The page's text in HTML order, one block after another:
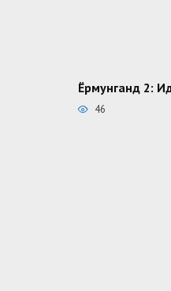
Ёрмунганд 2:
46